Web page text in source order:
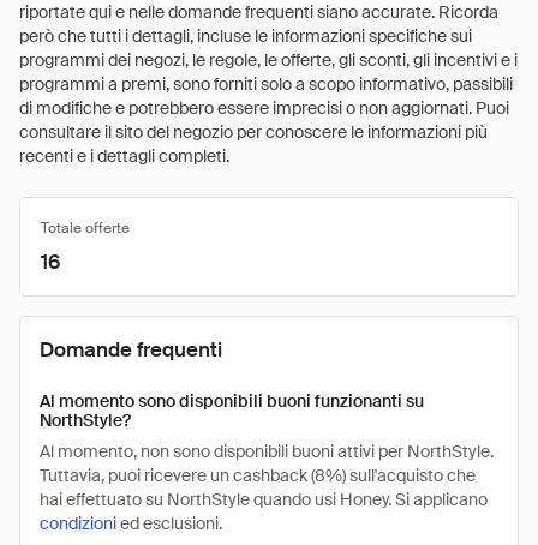
riportate qui e nelle domande frequenti siano accurate. Ricorda
però che tutti i dettagli, incluse le informazioni specifiche sui
programmi dei negozi, le regole, le offerte, gli sconti, gli incentivi e i
programmi a premi, sono forniti solo a scopo informativo, passibili
di modifiche e potrebbero essere imprecisi o non aggiornati. Puoi
consultare il sito del negozio per conoscere le informazioni più
recenti e i dettagli completi.
Totale offerte
16
Domande frequenti
Al momento sono disponibili buoni funzionanti su
NorthStyle?
Al momento, non sono disponibili buoni attivi per NorthStyle.
Tuttavia, puoi ricevere un cashback (8%) sull'acquisto che
hai effettuato su NorthStyle quando usi Honey. Si applicano
condizionied esclusioni.